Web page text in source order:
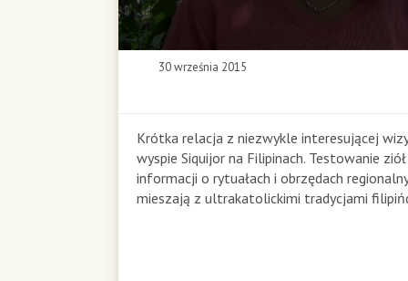
30 września 2015
Krótka relacja z niezwykle interesującej
wyspie Siquijor na Filipinach. Testowanie
informacji o rytuałach i obrzędach
mieszają z ultrakatolickimi tradycjami